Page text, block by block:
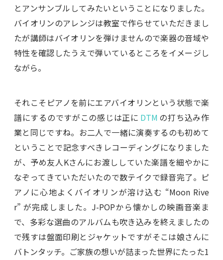
とアンサンブルしてみたいということになりました。
バイオリンのアレンジは教室で作らせていただきまし
たが講師はバイオリンを弾けませんので楽器の音域や
特性を確認したうえで弾いているところをイメージし
ながら。
それこそピアノを前にエアバイオリンという状態で楽
譜にするのですがこの感じは正に DTM の打ち込み作
業と同じですね。お二人で一緒に演奏するのも初めて
ということで記念すべきレコーディングになりました
が、予め友人Kさんにお渡ししていた楽譜を細やかに
なぞってきていただいたので数テイクで録音完了。ピ
アノに心地よくバイオリンが溶け込む “Moon Rive
r” が完成しました。J-POPから懐かしの映画音楽ま
で、多彩な選曲のアルバムも吹き込みを終えましたの
で残すは盤面印刷とジャケットですがそこは娘さんに
バトンタッチ。ご家族の想いが詰まった世界にたった1